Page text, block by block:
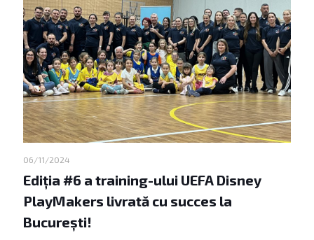
06/11/2024
Ediția #6 a training-ului UEFA Disney
PlayMakers livrată cu succes la
București!